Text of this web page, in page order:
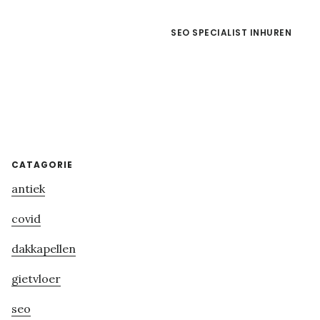
SEO SPECIALIST INHUREN
Primary
Sidebar
CATAGORIE
antiek
covid
dakkapellen
gietvloer
seo